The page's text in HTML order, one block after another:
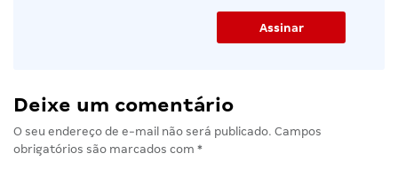
Deixe um comentário
O seu endereço de e-mail não será publicado. Campos
obrigatórios são marcados com *